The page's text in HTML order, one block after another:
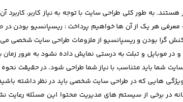
به طور کلی طراحی سایت با توجه به نیاز کاربر،
معرفی هر یک از آن ها خواهیم پرداخت : ریسپانسیو بودن
و در موبایل و تبلت به درستی نمایش داده نشود به مرور
شما باید متناسب با نیاز شما طراحی شود. در حقیقت نحوه
هایی که در طراحی سایت شخصی باید در نظر داشته
در برخی از سیستم های مدیریت محتوا این